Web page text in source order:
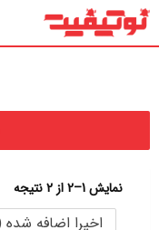
پرش
نمایش 1–2 از 2 نتیجه